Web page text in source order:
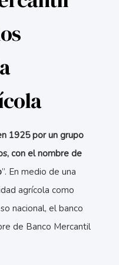
1925 por un grupo
con el nombre de
”. En medio de una
agrícola como
nacional, el banco
de Banco Mercantil